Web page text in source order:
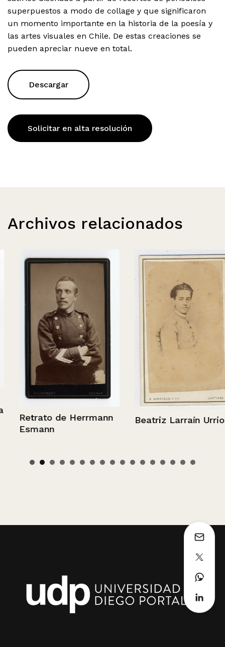
superpuestos a modo de collage y que significaron
un momento importante en la historia de la poesía y
las artes visuales en Chile. De estas creaciones se
pueden apreciar nueve en total.
Descargar
Solicitar en alta resolución
Archivos relacionados
Retrato de Herrmann
Esmann
Beatriz Larraín Urriola